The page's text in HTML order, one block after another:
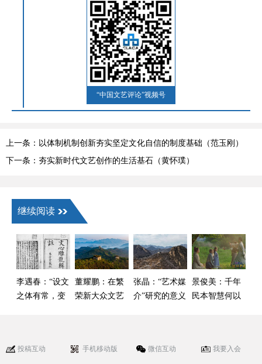
“中国文艺评论”视频号
上一条：以体制机制创新夯实坚定文化自信的制度基础（范玉刚）
下一条：夯实新时代文艺创作的生活基石（黄怀璞）
继续阅读
李遇春：“设文
之体有常，变
董耀鹏：在繁
荣新大众文艺
张晶：“艺术媒
介”研究的意义
景俊美：千年
民本智慧何以
投稿互动 手机移动版 微信互动 我要入会